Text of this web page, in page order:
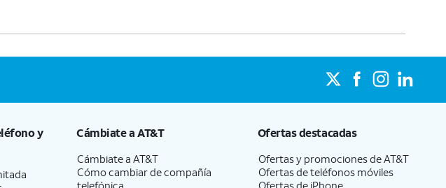
y
Cámbiate aAT&T
Cámbiate aAT&T
Cómo cambiar de compañía
telefónica
Ofertas destacadas
Ofertas y promociones deAT&T
Ofertas de teléfonos móviles
Ofertas de iPhone